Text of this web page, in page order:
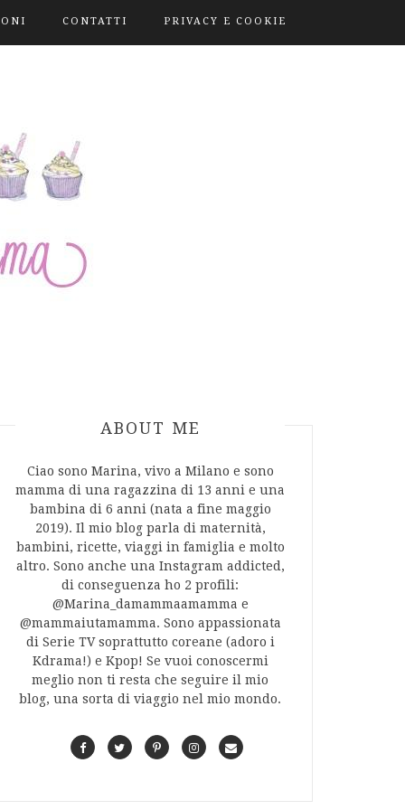
CONTATTI PRIVACY E COOKIE
ABOUT AUTHOR
ABOUT ME
Ciao sono Marina, vivo a Milano e sono
mamma di una ragazzina di 13 anni e una
bambina di 6 anni (nata a fine maggio
2019). Il mio blog parla di maternità,
bambini, ricette, viaggi in famiglia e molto
altro. Sono anche una Instagram addicted,
di conseguenza ho 2 profili:
@Marina_damammaamamma e
@mammaiutamamma. Sono appassionata
di Serie TV soprattutto coreane (adoro i
Kdrama!) e Kpop! Se vuoi conoscermi
meglio non ti resta che seguire il mio
blog, una sorta di viaggio nel mio mondo.
F
T
P
I
C